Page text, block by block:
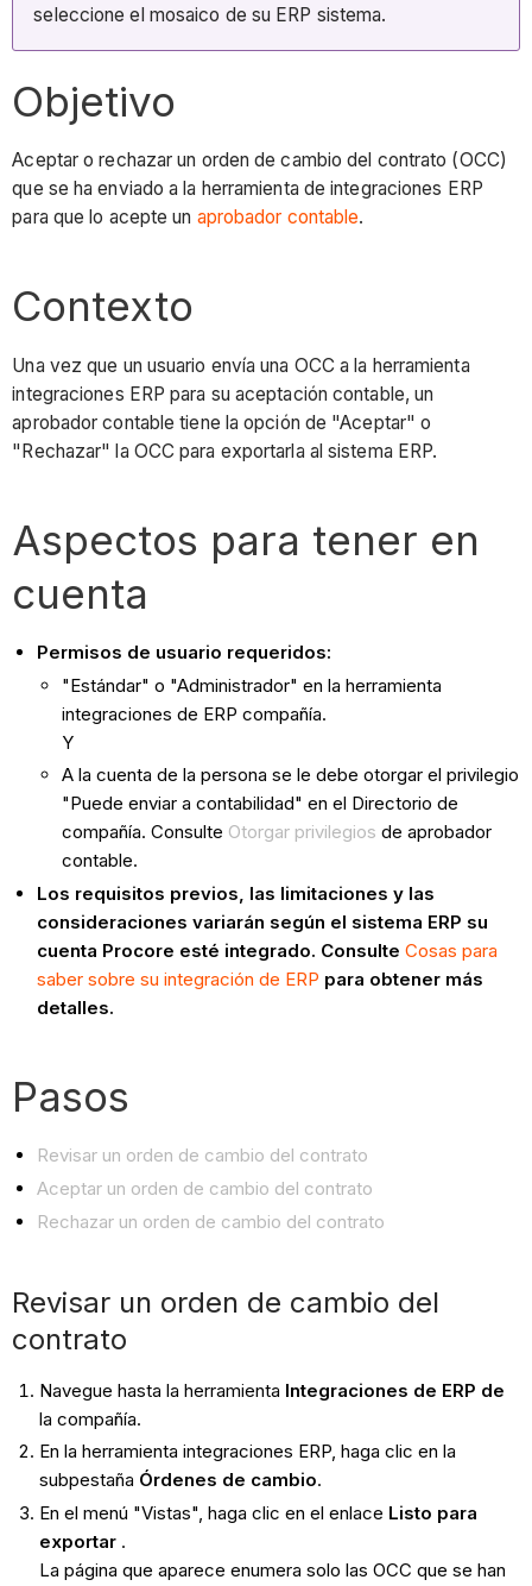
seleccione el mosaico de su ERP sistema.
Objetivo
Aceptar o rechazar un orden de cambio del contrato (OCC)
que se ha enviado a la herramienta de integraciones ERP
para que lo acepte un aprobador contable.
Contexto
Una vez que un usuario envía una OCC a la herramienta
integraciones ERP para su aceptación contable, un
aprobador contable tiene la opción de "Aceptar" o
"Rechazar" la OCC para exportarla al sistema ERP.
Aspectos para tener en
cuenta
Permisos de usuario requeridos:
"Estándar" o "Administrador" en la herramienta
integraciones de ERP compañía.
Y
A la cuenta de la persona se le debe otorgar el privilegio
"Puede enviar a contabilidad" en el Directorio de
compañía. Consulte Otorgar privilegios de aprobador
contable.
Los requisitos previos, las limitaciones y las
consideraciones variarán según el sistema ERP su
cuenta Procore esté integrado. ConsulteCosas para
saber sobre su integración de ERP para obtener más
detalles.
Pasos
Revisar un orden de cambio del contrato
Aceptar un orden de cambio del contrato
Rechazar un orden de cambio del contrato
Revisar un orden de cambio del
contrato
Navegue hasta la herramienta Integraciones de ERP de
la compañía.
En la herramienta integraciones ERP, haga clic en la
subpestaña Órdenes de cambio.
En el menú "Vistas", haga clic en el enlace Listo para
exportar.
La página que aparece enumera solo las OCC que se han